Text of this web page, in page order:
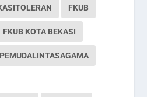
FKUB
FKUB KOTA BEKASI